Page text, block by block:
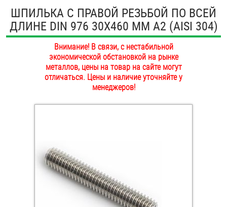
ОПТ
ПОКУПАТЕЛЯМ
ОПЛАТА И ДОСТАВКА
НАШИ МАГАЗИНЫ
Антивандальный крепёж, инструмент
Болты и винты
Втулки
Заклепки (Гайки-Заклепки)
ШПИЛЬКА С ПРАВОЙ РЕЗЬБОЙ ПО ВСЕЙ
ДЛИНЕ DIN 976 30Х460 ММ А2 (AISI 304)
Внимание! В связи, с нестабильной
экономической обстановкой на рынке
металлов, цены на товар на сайте могут
отличаться. Цены и наличие уточняйте у
менеджеров!